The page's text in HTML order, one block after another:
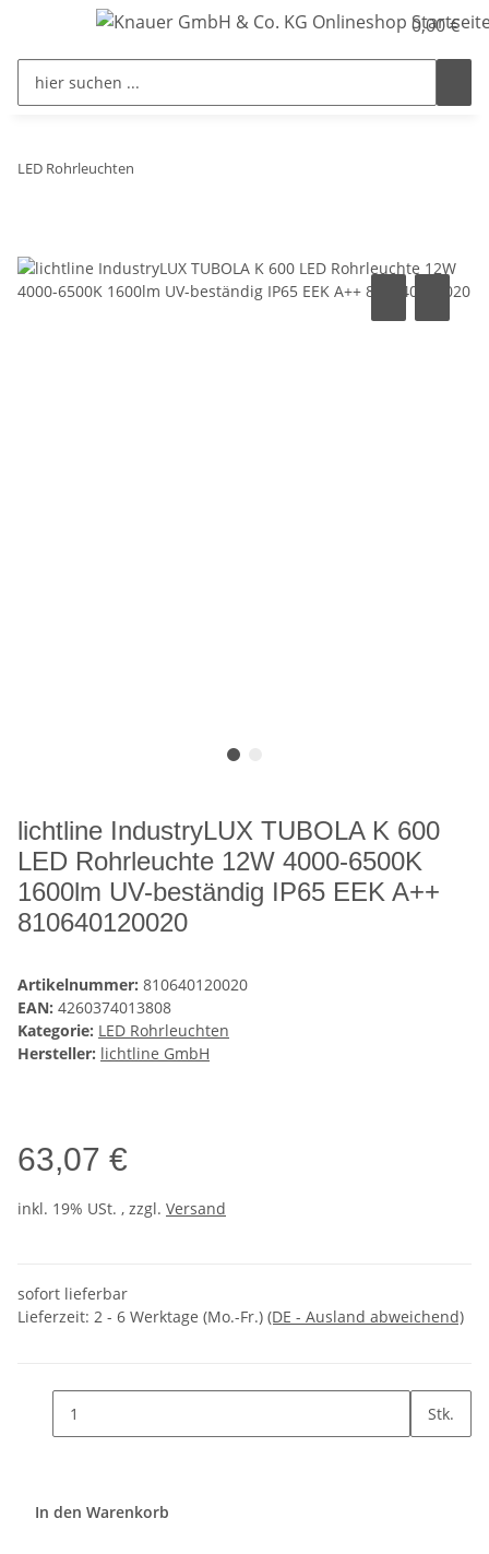
0,00 €
LED Rohrleuchten
lichtline IndustryLUX TUBOLA K 600
LED Rohrleuchte 12W 4000-6500K
1600lm UV-beständig IP65 EEK A++
810640120020
Artikelnummer: 810640120020
EAN: 4260374013808
Kategorie: LED Rohrleuchten
Hersteller: lichtline GmbH
63,07 €
inkl. 19% USt. , zzgl. Versand
sofort lieferbar
Lieferzeit: 2 - 6 Werktage (Mo.-Fr.) (DE - Ausland abweichend)
Stk.
In den Warenkorb